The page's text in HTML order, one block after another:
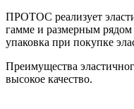
ПРОТОС реализует
гамме и размерным
упаковка при покупке
Преимущества
высокое качество.